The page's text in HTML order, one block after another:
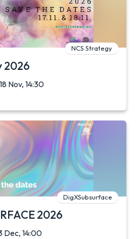
NCS Strategy
2026
Nov, 14:30
DigXSubsurface
2026
Dec, 14:00